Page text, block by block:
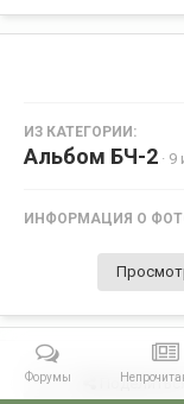
ИЗ КАТЕГОРИИ:
Альбом БЧ-2 ·
ИНФОРМАЦИЯ О
Форумы